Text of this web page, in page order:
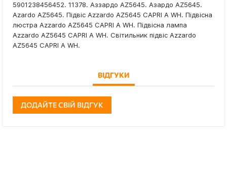
5901238456452. 11378. Аззардо AZ5645. Азардо AZ5645.
Azardo AZ5645. Підвіс Azzardo AZ5645 CAPRI A WH. Підвісна
люстра Azzardo AZ5645 CAPRI A WH. Підвісна лампа
Azzardo AZ5645 CAPRI A WH. Світильник підвіс Azzardo
AZ5645 CAPRI A WH.
ВІДГУКИ
ДОДАЙТЕ СВІЙ ВІДГУК